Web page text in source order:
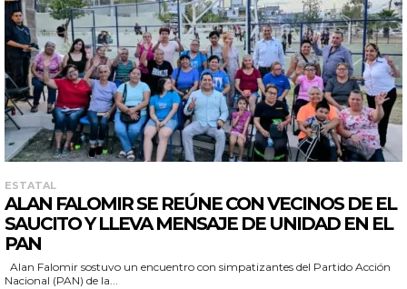
ESTATAL
ALAN FALOMIR SE REÚNE CON VECINOS DE EL
SAUCITO Y LLEVA MENSAJE DE UNIDAD EN EL
PAN
Nacional (PAN) de la...